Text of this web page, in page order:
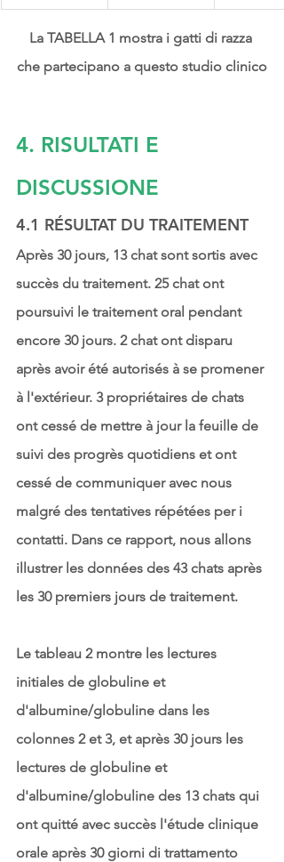
La TABELLA 1 mostra i gatti di razza
che partecipano a questo studio clinico
4. RISULTATI E
DISCUSSIONE
4.1 RÉSULTAT DU TRAITEMENT
Après 30 jours, 13 chat sont sortis avec
succès du traitement. 25 chat ont
poursuivi le traitement oral pendant
encore 30 jours. 2 chat ont disparu
après avoir été autorisés à se promener
à l'extérieur. 3 propriétaires de chats
ont cessé de mettre à jour la feuille de
suivi des progrès quotidiens et ont
cessé de communiquer avec nous
malgré des tentatives répétées per i
contatti. Dans ce rapport, nous allons
illustrer les données des 43 chats après
les 30 premiers jours de traitement.
Le tableau 2 montre les lectures
initiales de globuline et
d'albumine/globuline dans les
colonnes 2 et 3, et après 30 jours les
lectures de globuline et
d'albumine/globuline des 13 chats qui
ont quitté avec succès l'étude clinique
orale après 30 giorni di trattamento